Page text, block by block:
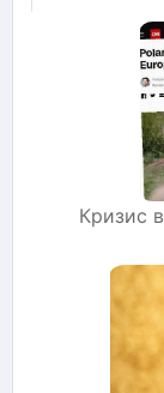
Кризис